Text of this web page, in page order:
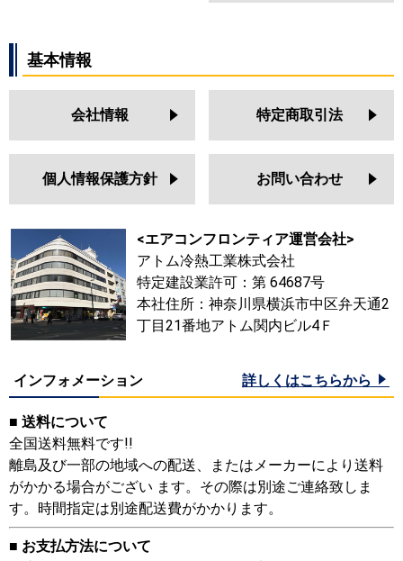
基本情報
会社情報 特定商取引法
個人情報保護方針 お問い合わせ
<エアコンフロンティア運営会社>
アトム冷熱工業株式会社
特定建設業許可：第 64687号
本社住所：神奈川県横浜市中区弁天通2
丁目21番地アトム関内ビル4Ｆ
インフォメーション 詳しくはこちらから
■ 送料について
全国送料無料です!!
離島及び一部の地域への配送、またはメーカーにより送料
がかかる場合がござい ます。その際は別途ご連絡致しま
す。時間指定は別途配送費がかかります。
■ お支払方法について